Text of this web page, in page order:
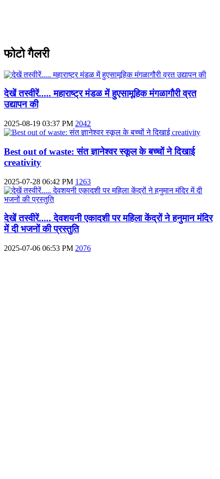
फोटो गैलरी
देखें तस्वीरें..... महाराष्ट्र मंडळ में हुएसामूहिक मंगळागौरी व्रत
उद्यापन की
2025-08-19 03:37 PM 2042
Best out of waste: संत ज्ञानेश्वर स्कूल के बच्चों ने दिखाई
creativity
2025-07-28 06:42 PM 1263
देखें तस्वीरें..... देवशयनी एकादशी पर महिला केंद्रों ने हनुमान मंदिर
में दी भजनों की प्रस्तुति
2025-07-06 06:53 PM 2076